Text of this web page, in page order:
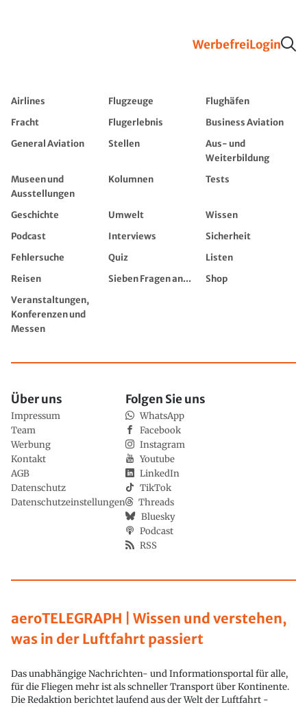
WerbefreiLogin
Airlines Flugzeuge
Flughäfen
Fracht
Flugerlebnis
Business Aviation
General Aviation
Stellen
Aus- und
Weiterbildung
Museen und
Ausstellungen
Kolumnen Tests
Geschichte Umwelt
Wissen
Podcast
Interviews
Sicherheit
Fehlersuche
Quiz
Listen
Reisen
Sieben Fragen an...
Shop
Veranstaltungen,
Konferenzen und
Messen
aeroTELEGRAPH | Wissen und verstehen,
was in der Luftfahrt passiert
Das unabhängige Nachrichten- und Informationsportal für alle,
für die Fliegen mehr ist als schneller Transport über Kontinente.
Die Redaktion berichtet laufend aus der Welt der Luftfahrt -
Über uns
Impressum
Team
Werbung
Kontakt
AGB
Datenschutz
Datenschutzeinstellungen
Folgen Sie uns
WhatsApp
Facebook
Instagram
Youtube
LinkedIn
TikTok
Threads
Bluesky
Podcast
RSS